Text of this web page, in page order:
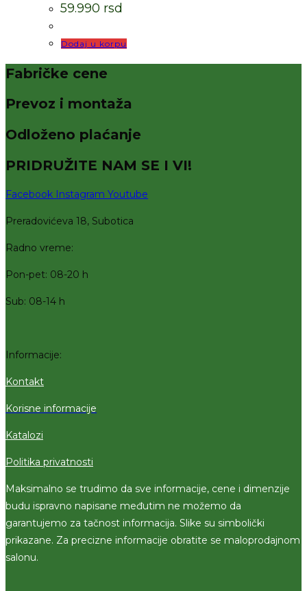
59.990 rsd
Dodaj u korpu
Fabričke cene
Prevoz i montaža
Odloženo plaćanje
PRIDRUŽITE NAM SE I VI!
Facebook Instagram Youtube
Preradovićeva 18, Subotica
Radno vreme:
Pon-pet: 08-20 h
Sub: 08-14 h
Informacije:
Kontakt
Korisne informacije
Katalozi
Politika privatnosti
Maksimalno se trudimo da sve informacije, cene i dimenzije
budu ispravno napisane međutim ne možemo da
garantujemo za tačnost informacija. Slike su simbolički
prikazane. Za precizne informacije obratite se maloprodajnom
salonu.